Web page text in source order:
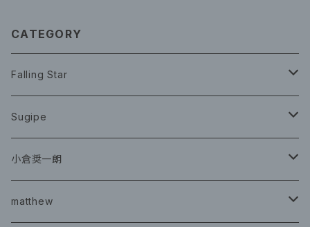
CATEGORY
Falling Star
CD
グッズ
チェキ ブロマイド
Sugipe
チケット
CD
小倉奨一朗
イベント
matthew